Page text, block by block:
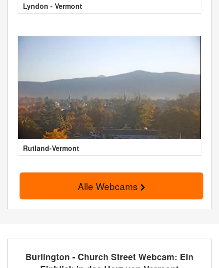
Lyndon - Vermont
Rutland-Vermont
Alle Webcams
Burlington - Church Street Webcam: Ein